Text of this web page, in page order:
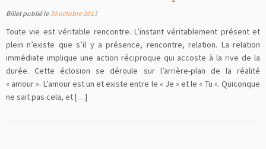
Billet publié le30 octobre 2013
Toute vie est véritable rencontre. L’instant véritablement présent et
plein n’existe que s’il y a présence, rencontre, relation. La relation
immédiate implique une action réciproque qui accoste à la rive de la
durée. Cette éclosion se déroule sur l’arrière-plan de la réalité
« amour ». L’amour est un et existe entre le « Je » et le « Tu ». Quiconque
ne sait pas cela, et […]